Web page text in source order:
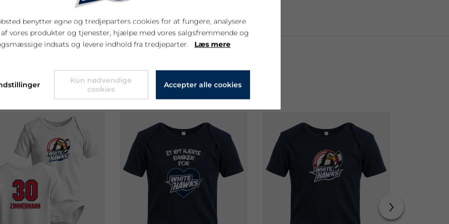
›
benytter egne og tredjeparters cookies for at fungere, analysere
vores produkter og tjenester, hjælpe med vores salgsfremmende og
indsats og levere indhold fra tredjeparter. Læs mere
Kun nødvendige
cookies
Accepter alle cookies